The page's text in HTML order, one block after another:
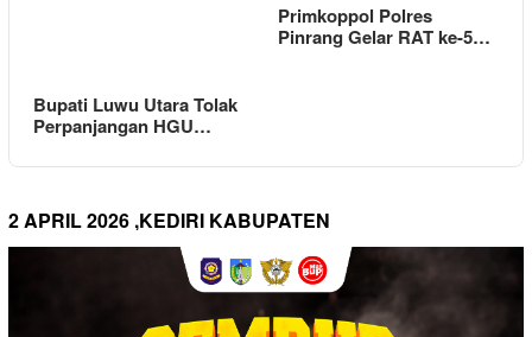
Bupati Luwu Utara Tolak
Perpanjangan HGU…
Primkoppol Polres
Pinrang Gelar RAT ke-5…
2 APRIL 2026 ,KEDIRI KABUPATEN